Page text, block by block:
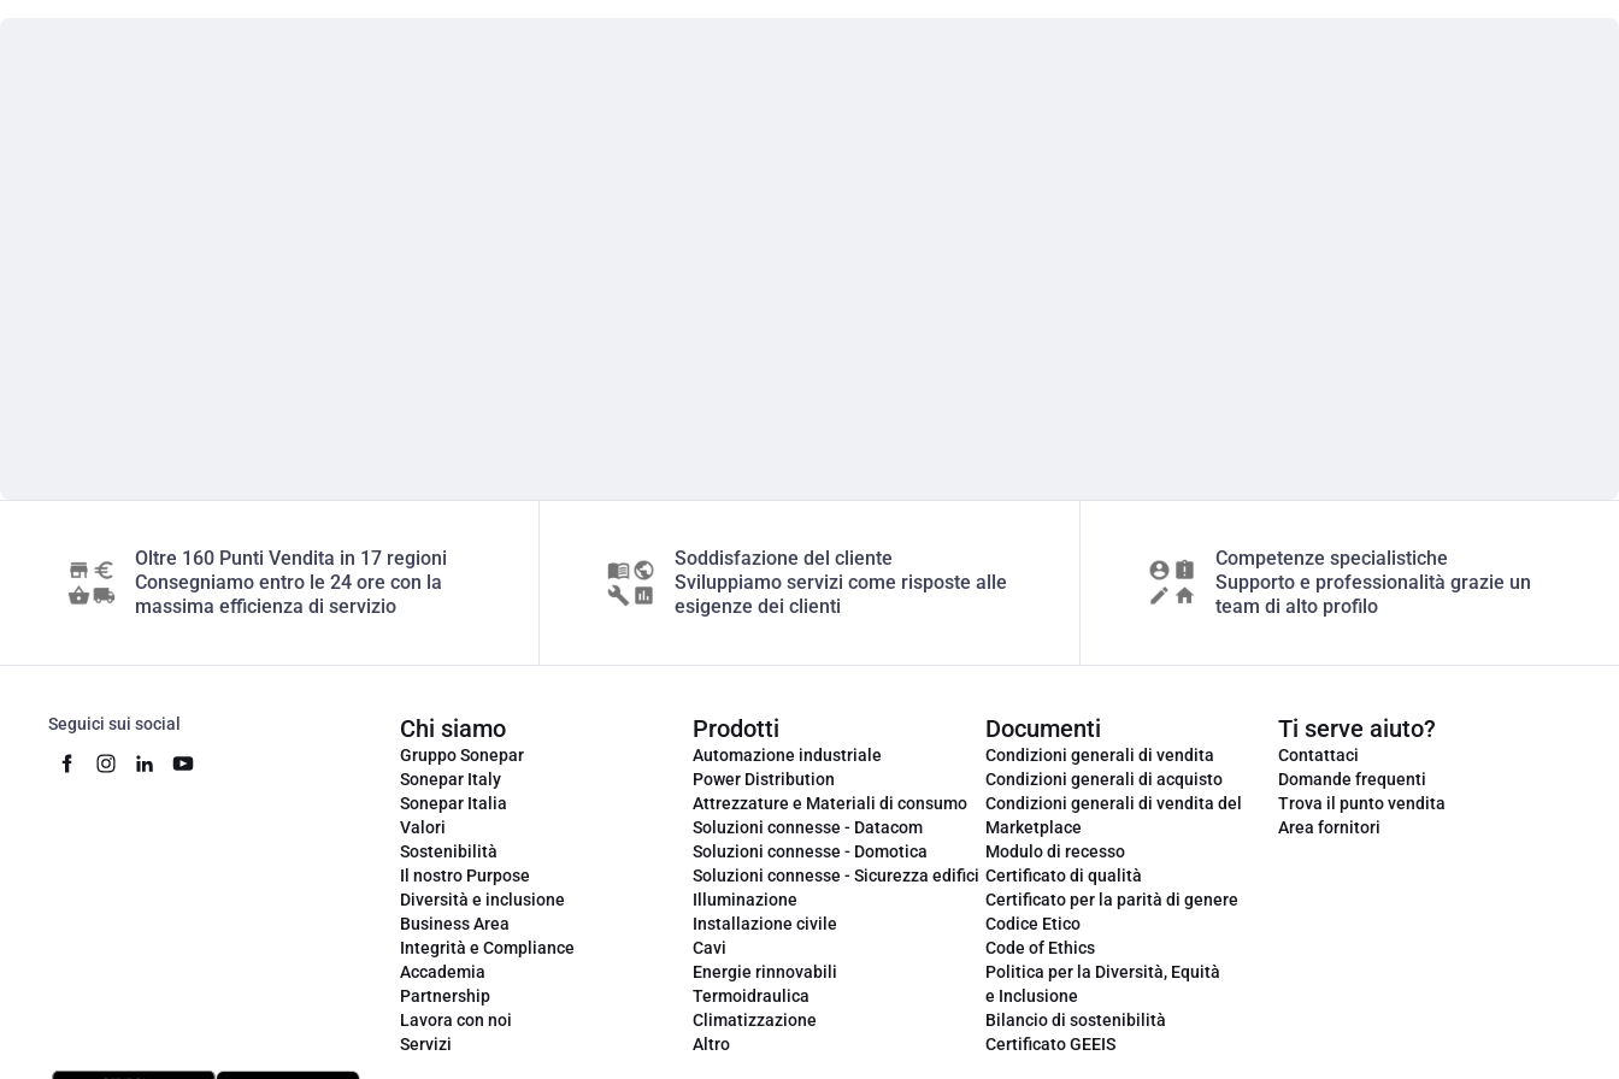
Oltre 160 Punti Vendita in 17 regioni
Consegniamo entro le 24 ore con la
massima efficienza di servizio
Soddisfazione del cliente
Sviluppiamo servizi come risposte alle
esigenze dei clienti
Competenze specialistiche
Supporto e professionalità grazie un
team di alto profilo
Seguici sui social Chi siamo
Gruppo Sonepar
Sonepar Italy
Sonepar Italia
Valori
Sostenibilità
Il nostro Purpose
Diversità e inclusione
Business Area
Integrità e Compliance
Accademia
Partnership
Lavora con noi
Servizi
Prodotti
Automazione industriale
Power Distribution
Attrezzature e Materiali di consumo
Soluzioni connesse - Datacom
Soluzioni connesse - Domotica
Soluzioni connesse - Sicurezza edifici
Illuminazione
Installazione civile
Cavi
Energie rinnovabili
Termoidraulica
Climatizzazione
Altro
Documenti
Condizioni generali di vendita
Condizioni generali di acquisto
Condizioni generali di vendita del
Marketplace
Modulo di recesso
Certificato di qualità
Certificato per la parità di genere
Codice Etico
Code of Ethics
Politica per la Diversità, Equità
e Inclusione
Bilancio di sostenibilità
Certificato GEEIS
Ti serve aiuto?
Contattaci
Domande frequenti
Trova il punto vendita
Area fornitori